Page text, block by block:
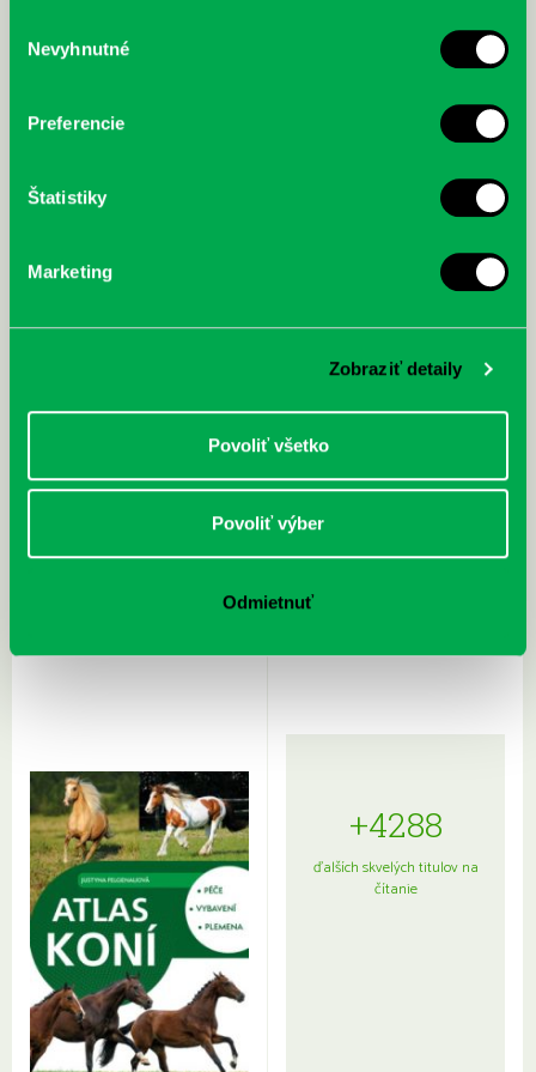
súhlasu
Nevyhnutné
Preferencie
Štatistiky
Marketing
Zobraziť detaily
Povoliť všetko
Povoliť výber
Odmietnuť
cyklistu modernej doby:
Rudź, Przemyslaw: Atlas hviezd:
Sprievodca po hviezdnej oblohe
Hardy, Paula: Japonsko na tanieri:
kompletný sprievodca
+4288
ďalších skvelých titulov na
čítanie